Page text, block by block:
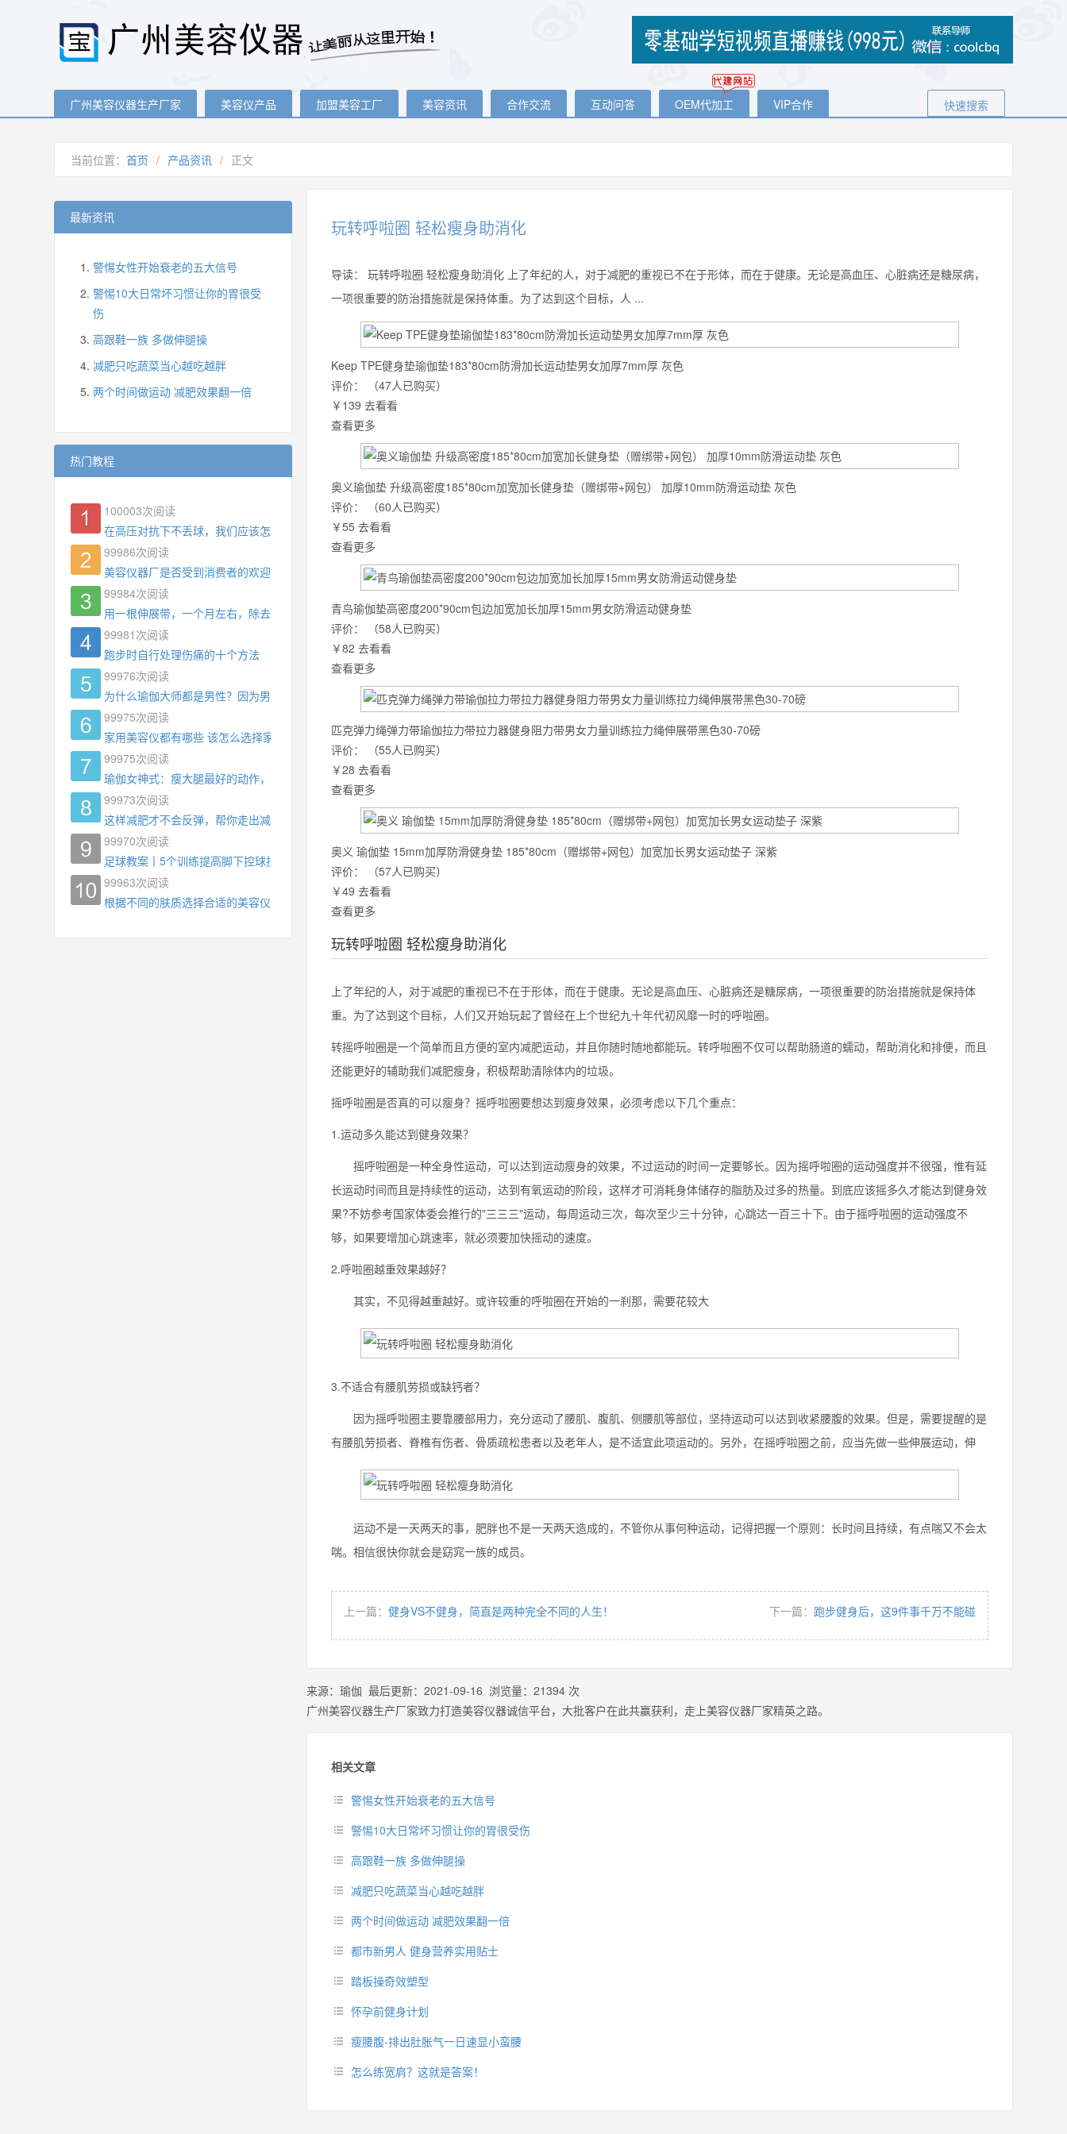
广州美容仪器生产厂家 美容仪产品 加盟美容工厂 美容资讯 合作交流 互动问答 OEM代加工 VIP合作 快速搜索
当前位置： 首页 / 产品资讯 / 正文
玩转呼啦圈 轻松瘦身助消化
导读：
玩转呼啦圈 轻松瘦身助消化 上了年纪的人，对于减肥的重视已不在于形体，而在于健康。无论是高血压、心脏病还是糖尿病，
一项很重要的防治措施就是保持体重。为了达到这个目标，人 ...
Keep TPE健身垫瑜伽垫183*80cm防滑加长运动垫男女加厚7mm厚 灰色
评价：
（47人已购买）
￥139 去看看
查看更多
奥义瑜伽垫 升级高密度185*80cm加宽加长健身垫（赠绑带+网包） 加厚10mm防滑运动垫 灰色
评价：
（60人已购买）
￥55 去看看
查看更多
青鸟瑜伽垫高密度200*90cm包边加宽加长加厚15mm男女防滑运动健身垫
评价：
（58人已购买）
￥82 去看看
查看更多
匹克弹力绳弹力带瑜伽拉力带拉力器健身阻力带男女力量训练拉力绳伸展带黑色30-70磅
评价：
（55人已购买）
￥28 去看看
查看更多
奥义 瑜伽垫 15mm加厚防滑健身垫 185*80cm（赠绑带+网包）加宽加长男女运动垫子 深紫
评价：
（57人已购买）
￥49 去看看
查看更多
玩转呼啦圈 轻松瘦身助消化
上了年纪的人，对于减肥的重视已不在于形体，而在于健康。无论是高血压、心脏病还是糖尿病，一项很重要的防治措施就是保持体
重。为了达到这个目标，人们又开始玩起了曾经在上个世纪九十年代初风靡一时的呼啦圈。
转摇呼啦圈是一个简单而且方便的室内减肥运动，并且你随时随地都能玩。转呼啦圈不仅可以帮助肠道的蠕动，帮助消化和排便，而且
还能更好的辅助我们减肥瘦身，积极帮助清除体内的垃圾。
摇呼啦圈是否真的可以瘦身？摇呼啦圈要想达到瘦身效果，必须考虑以下几个重点：
1.运动多久能达到健身效果？
摇呼啦圈是一种全身性运动，可以达到运动瘦身的效果，不过运动的时间一定要够长。因为摇呼啦圈的运动强度并不很强，惟有延
长运动时间而且是持续性的运动，达到有氧运动的阶段，这样才可消耗身体储存的脂肪及过多的热量。到底应该摇多久才能达到健身效
果?不妨参考国家体委会推行的"三三三"运动，每周运动三次，每次至少三十分钟，心跳达一百三十下。由于摇呼啦圈的运动强度不
够，如果要增加心跳速率，就必须要加快摇动的速度。
2.呼啦圈越重效果越好？
其实，不见得越重越好。或许较重的呼啦圈在开始的一刹那，需要花较大
3.不适合有腰肌劳损或缺钙者？
因为摇呼啦圈主要靠腰部用力，充分运动了腰肌、腹肌、侧腰肌等部位，坚持运动可以达到收紧腰腹的效果。但是，需要提醒的是
有腰肌劳损者、脊椎有伤者、骨质疏松患者以及老年人，是不适宜此项运动的。另外，在摇呼啦圈之前，应当先做一些伸展运动，伸
运动不是一天两天的事，肥胖也不是一天两天造成的，不管你从事何种运动，记得把握一个原则：长时间且持续，有点喘又不会太
喘。相信很快你就会是窈窕一族的成员。
上一篇： 健身VS不健身，简直是两种完全不同的人生！ 下一篇： 跑步健身后，这9件事千万不能碰
来源： 瑜伽 最后更新： 2021-09-16 浏览量： 21394 次
广州美容仪器生产厂家致力打造美容仪器诚信平台，大批客户在此共赢获利，走上美容仪器厂家精英之路。
相关文章
警惕女性开始衰老的五大信号
警惕10大日常坏习惯让你的胃很受伤
高跟鞋一族 多做伸腿操
减肥只吃蔬菜当心越吃越胖
两个时间做运动 减肥效果翻一倍
都市新男人 健身营养实用贴士
踏板操奇效塑型
怀孕前健身计划
瘦腰腹-排出肚胀气一日速显小蛮腰
怎么练宽肩？这就是答案！
最新资讯
警惕女性开始衰老的五大信号
警惕10大日常坏习惯让你的胃很受
伤
高跟鞋一族 多做伸腿操
减肥只吃蔬菜当心越吃越胖
两个时间做运动 减肥效果翻一倍
热门教程
100003次阅读
在高压对抗下不丢球，我们应该怎么练?
99986次阅读
美容仪器厂是否受到消费者的欢迎
99984次阅读
用一根伸展带，一个月左右，除去了手臂拜拜肉，背也变薄了
99981 次阅读
跑步时自行处理伤痛的十个方法
99976次阅读
为什么瑜伽大师都是男性？因为男权，让女性失去同等的机会
99975次阅读
家用美容仪都有哪些 该怎么选择家用美容仪
99975次阅读
瑜伽女神式：瘦大腿最好的动作，没有之一，为什么你练了没效果？
99973次阅读
这样减肥才不会反弹，帮你走出减肥瓶颈
99970次阅读
足球教案丨5个训练提高脚下控球技术
99963次阅读
根据不同的肤质选择合适的美容仪器